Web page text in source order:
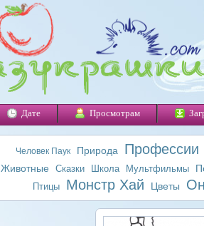
Дате Просмотрам
Человек Паук Природа Профессии
Животные Сказки Школа Мультфильмы
Птицы Монстр Хай Цветы